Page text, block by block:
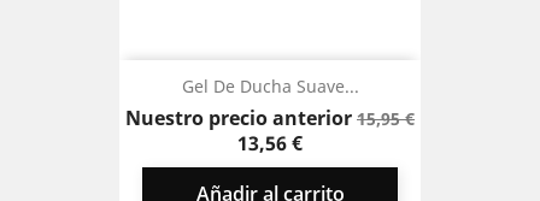
Gel De Ducha Suave...
Nuestro precio anteriorPrecio
15,95 €Precio
13,56 €
Añadir al carrito